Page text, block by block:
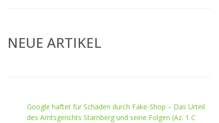
NEUE ARTIKEL
Google haftet für Schaden durch Fake-Shop – Das Urteil
des Amtsgerichts Starnberg und seine Folgen (Az. 1 C